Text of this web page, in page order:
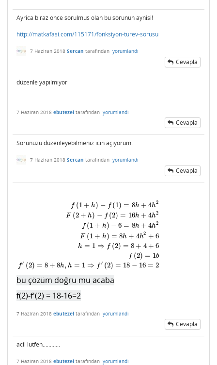
Ayrica biraz once sorulmus olan bu sorunun aynisi!
http://matkafasi.com/115171/fonksiyon-turev-sorusu
7 Haziran 2018 Sercan tarafından yorumlandı
Cevapla
düzenle yapılmıyor
7 Haziran 2018 ebutezel tarafından yorumlandı
Cevapla
Sorunuzu duzenleyebilmeniz icin açıyorum.
7 Haziran 2018 Sercan tarafından yorumlandı
Cevapla
f (1 + h) − f (1) = 8h + 4h2
F (2 + h) − f (2) = 16h + 4h2
f (1 + h) − 6 = 8h + 4h2
F (1 + h) = 8h + 4h2 + 6
h = 1 ⇒ f (2) = 8 + 4 + 6
f (2) = 1b
f′ (2) = 8 + 8h, h = 1 ⇒ f ′ (2) = 18 − 16 = 2
h)−f( 2)= 16h +4 h2f (1+ h)−6 =8 h+
bu çözüm doğru mu acaba
f(2)-f'(2) = 18-16=2
7 Haziran 2018 ebutezel tarafından yorumlandı
Cevapla
acil lutfen............
7 Haziran 2018 ebutezel tarafından yorumlandı